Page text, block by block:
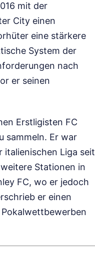
mit der
City einen
eine stärkere
System der
nach
er seinen
Erstligisten FC
sammeln. Er war
Liga seit
Stationen in
FC, wo er jedoch
er einen